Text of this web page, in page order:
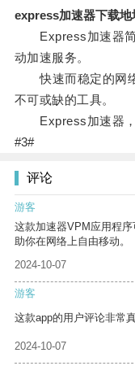
express加速器下载地
Express加速器简
动加速服务。
快速而稳定的网络
不可或缺的工具。
Express加速器，
#3#
评论
游客
这款加速器VPM应用程
助你在网络上自由移动。
2024-10-07
游客
这款app的用户评论非常
2024-10-07